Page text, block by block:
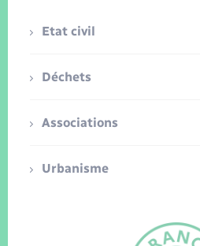
Etat civil
Déchets
Associations
Urbanisme